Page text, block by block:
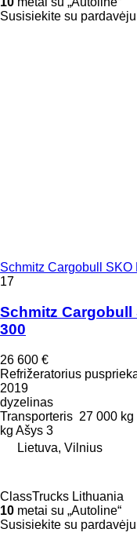
Susisiekite su pardavėju
Schmitz Cargobull
17
Schmitz Cargobull
300
26 600 €
Refrižeratorius
2019
dyzelinas
Transporteris 27 000 kg
kg Ašys 3
Lietuva, Vilnius
ClassTrucks Lithuania
10 metai su „Autoline“
Susisiekite su pardavėju